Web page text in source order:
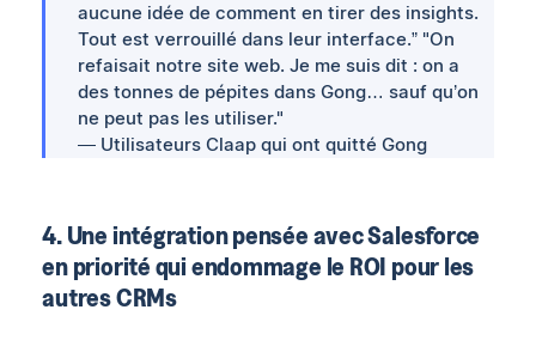
aucune idée de comment en tirer des insights.
Tout est verrouillé dans leur interface.” "On
refaisait notre site web. Je me suis dit : on a
des tonnes de pépites dans Gong… sauf qu’on
ne peut pas les utiliser."
— Utilisateurs Claap qui ont quitté Gong
4. Une intégration pensée avec Salesforce
en priorité qui endommage le ROI pour les
autres CRMs